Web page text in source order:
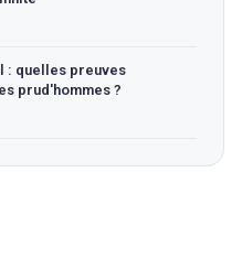
: quelles preuves
prud'hommes ?